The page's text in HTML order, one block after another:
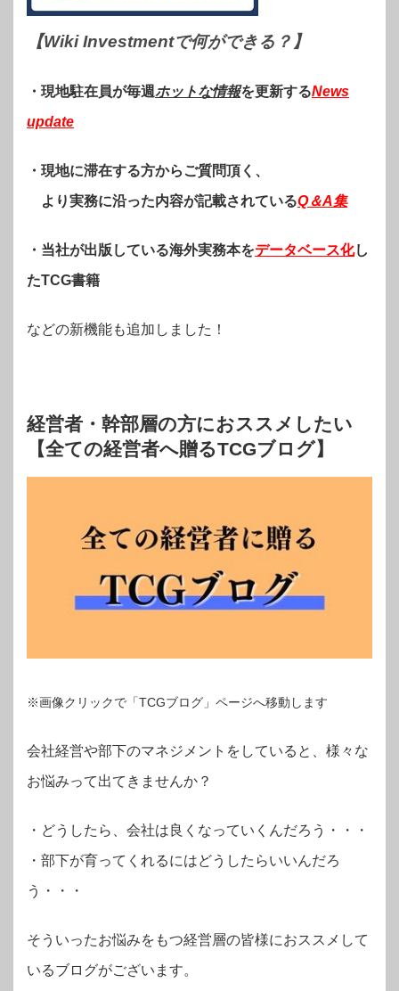
【Wiki Investmentで何ができる？ 】
・現地駐在員が毎週ホットな情報を更新するNews
update
・現地に滞在する方からご質問頂く、
より実務に沿った内容が記載されているQ＆A集
・当社が出版している海外実務本をデータベース化し
たTCG書籍
などの新機能も追加しました！
経営者・幹部層の方におススメしたい
【全ての経営者へ贈るTCGブログ】
※画像クリックで「TCGブログ」ページへ移動します
会社経営や部下のマネジメントをしていると、様々な
お悩みって出てきませんか？
・ どうしたら、会社は良くなっていくんだろう・・・
・部下が育ってくれるにはどうしたらいいんだろ
う・・・
そういったお悩みをもつ経営層の皆様におススメして
いるブログがございます。